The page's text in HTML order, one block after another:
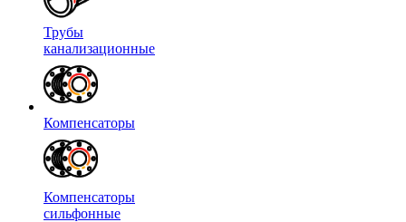
Трубы
канализационные
Компенсаторы
Компенсаторы
сильфонные